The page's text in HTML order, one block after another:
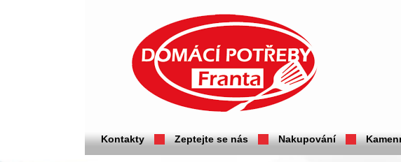
Kontakty Zeptejte se nás Nakupování